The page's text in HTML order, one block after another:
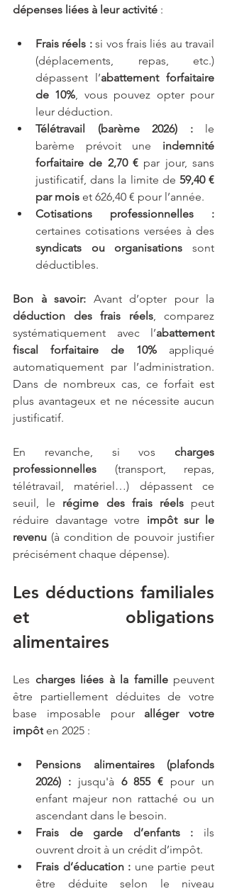
dépenses liées à leur activité :
Frais réels : si vos frais liés au travail
(déplacements, repas, etc.)
dépassent l’abattement forfaitaire
de 10%, vous pouvez opter pour
leur déduction.
Télétravail (barème 2026) : le
barème prévoit une indemnité
forfaitaire de 2,70 € par jour, sans
justificatif, dans la limite de 59,40 €
par mois et 626,40 € pour l’année.
Cotisations professionnelles :
syndicats ou organisations sont
déductibles.
Bon à savoir:
déduction des frais réels, comparez
systématiquement avec l’abattement
fiscal forfaitaire de 10% appliqué
automatiquement par l’administration.
Dans de nombreux cas, ce forfait est
plus avantageux et ne nécessite aucun
justificatif.
En revanche, si vos charges
professionnelles (transport, repas,
télétravail, matériel…) dépassent ce
seuil, le régime des frais réels peut
réduire davantage votre impôt sur le
revenu (à condition de pouvoir justifier
précisément chaque dépense).
Les déductions familiales
et obligations
alimentaires
Les charges liées à la famille peuvent
être partiellement déduites de votre
base imposable pour alléger votre
impôt en 2025 :
Pensions alimentaires (plafonds
2026) : jusqu'à 6 855 € pour un
enfant majeur non rattaché ou un
ascendant dans le besoin.
Frais de garde d’enfants : ils
ouvrent droit à un crédit d’impôt.
Frais d’éducation : une partie peut
être déduite selon le niveau